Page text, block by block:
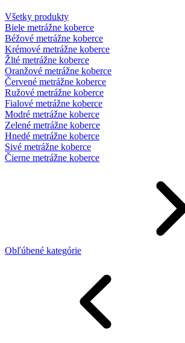
Všetky produkty
Biele metrážne koberce
Béžové metrážne koberce
Krémové metrážne koberce
Žlté metrážne koberce
Oranžové metrážne koberce
Červené metrážne koberce
Ružové metrážne koberce
Fialové metrážne koberce
Modré metrážne koberce
Zelené metrážne koberce
Hnedé metrážne koberce
Sivé metrážne koberce
Čierne metrážne koberce
Obľúbené kategórie